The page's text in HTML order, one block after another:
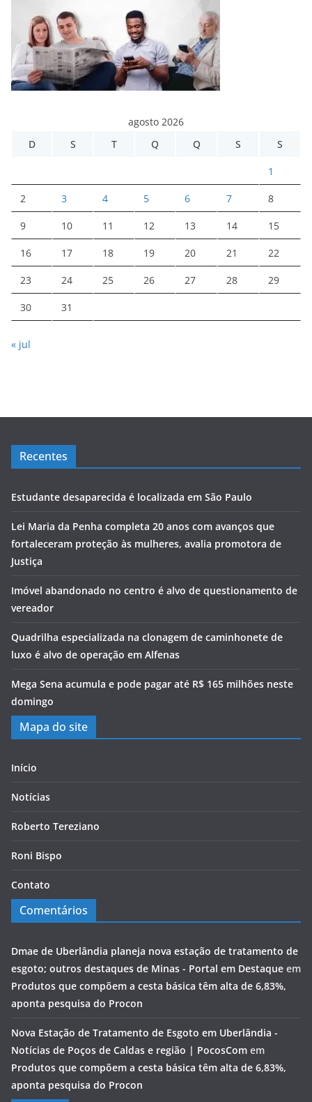
agosto 2026
D
S T Q Q S S
1
2 3 4 5 6 7 8
9 10 11 12 13 14 15
16 17 18 19 20 21 22
23 24 25 26 27 28 29
30 31
« jul
Recentes
Estudante desaparecida é localizada em São Paulo
Lei Maria da Penha completa 20 anos com avanços que
fortaleceram proteção às mulheres, avalia promotora de
Justiça
Imóvel abandonado no centro é alvo de questionamento de
vereador
Quadrilha especializada na clonagem de caminhonete de
luxo é alvo de operação em Alfenas
Mega Sena acumula e pode pagar até R$ 165 milhões neste
domingo
Mapa do site
Início
Notícias
Roberto Tereziano
Roni Bispo
Contato
Comentários
Dmae de Uberlândia planeja nova estação de tratamento de
esgoto; outros destaques de Minas - Portal em Destaque em
Produtos que compõem a cesta básica têm alta de 6,83%,
aponta pesquisa do Procon
Nova Estação de Tratamento de Esgoto em Uberlândia -
Notícias de Poços de Caldas e região | PocosCom em
Produtos que compõem a cesta básica têm alta de 6,83%,
aponta pesquisa do Procon